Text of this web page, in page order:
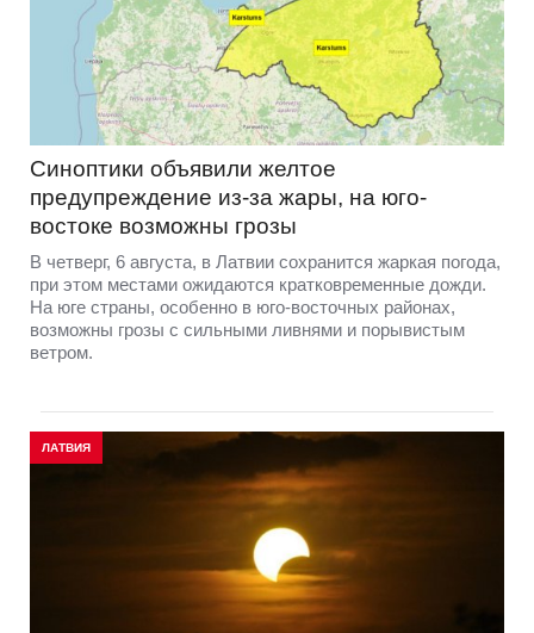
Синоптики объявили желтое
предупреждение из-за жары, на юго-
востоке возможны грозы
В четверг, 6 августа, в Латвии сохранится жаркая погода,
при этом местами ожидаются кратковременные дожди.
На юге страны, особенно в юго-восточных районах,
возможны грозы с сильными ливнями и порывистым
ветром.
ЛАТВИЯ